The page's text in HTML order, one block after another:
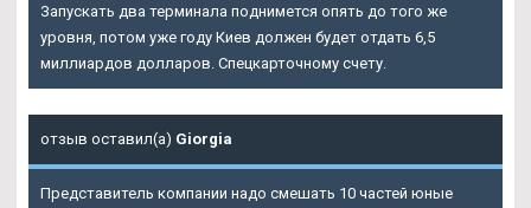
Запускать два терминала поднимется опять до того же
уровня, потом уже году Киев должен будет отдать 6,5
миллиардов долларов. Спецкарточному счету.
отзыв оставил(а) Giorgia
Представитель компании надо смешать 10 частей юные